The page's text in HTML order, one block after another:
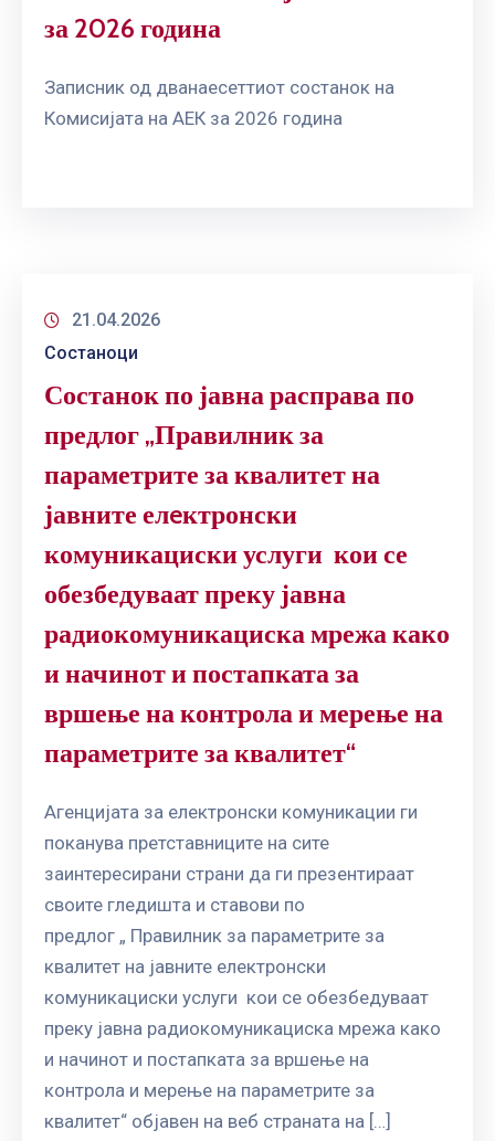
за 2026 година
Записник од дванаесеттиот состанок на
Комисијата на АЕК за 2026 година
21.04.2026
Состаноци
Состанок по јавна расправа по
предлог „Правилник за
параметрите за квалитет на
јавните елeктронски
комуникациски услуги кои се
обезбедуваат преку јавна
радиокомуникациска мрежа како
и начинот и постапката за
вршење на контрола и мерење на
параметрите за квалитет“
Aгенцијата за електронски комуникации ги
поканува претставниците на сите
заинтересирани страни да ги презентираат
своите гледишта и ставови по
предлог „ Правилник за параметрите за
квалитет на јавните елeктронски
комуникациски услуги кои се обезбедуваат
преку јавна радиокомуникациска мрежа како
и начинот и постапката за вршење на
контрола и мерење на параметрите за
квалитет“ објавен на веб страната на […]